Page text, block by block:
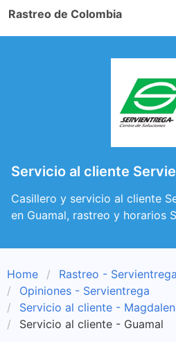
Rastreo de Colombia
Servicio al cliente
Casillero y servicio al cliente
en Guamal, rastreo y horarios
Home
Rastreo - Servientrega
Opiniones - Servientrega
Servicio al cliente -
Servicio al cliente - Guamal